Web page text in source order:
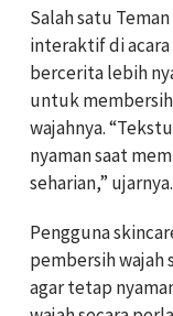
Salah satu
interaktif di acara
bercerita lebih
untuk
wajahnya.
nyaman saat
seharian,” ujarnya.
Pengguna
pembersih wajah
agar tetap